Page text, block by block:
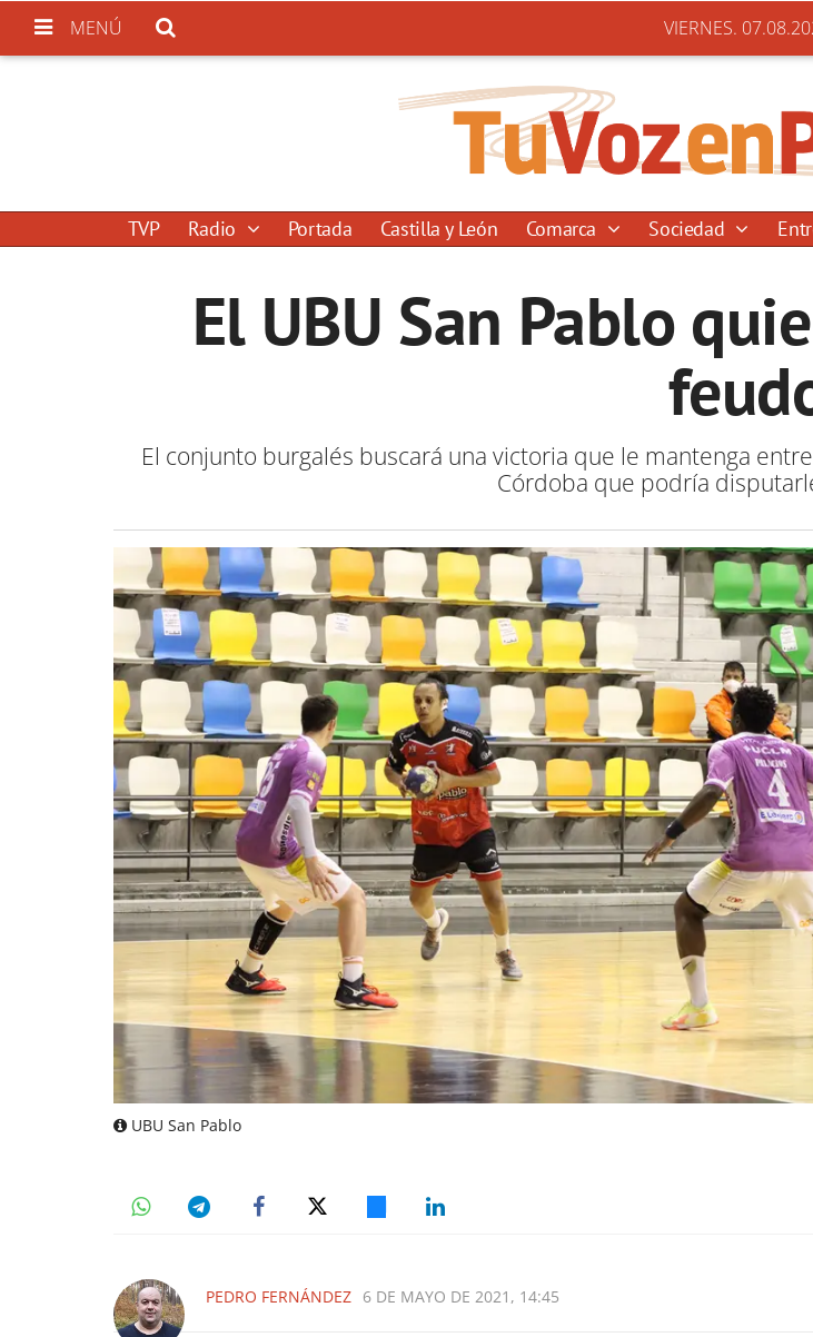
MENÚ VIERNES.
TVP Radio Portada Castilla y León Comarca Sociedad
El UBU San Pablo
El conjunto burgalés buscará una victoria que le mantenga
Córdoba que podría
UBU San Pablo
PEDRO FERNÁNDEZ 6 DE MAYO DE 2021, 14:45